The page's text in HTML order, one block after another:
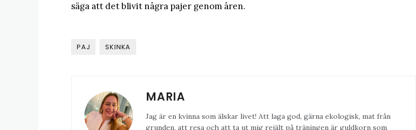
säga att det blivit några pajer genom åren.
PAJ SKINKA
MARIA
Jag är en kvinna som älskar livet! Att laga god, gärna ekologisk, mat från
grunden, att resa och att ta ut mig rejält på träningen är guldkorn som